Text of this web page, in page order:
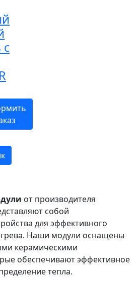
с
от производителя
собой
для эффективного
Наши модули оснащены
керамическими
обеспечивают эффективное
тепла.